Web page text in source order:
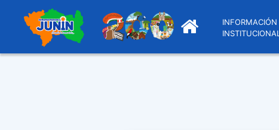
INFORMACIÓN
INSTITUCIONAL